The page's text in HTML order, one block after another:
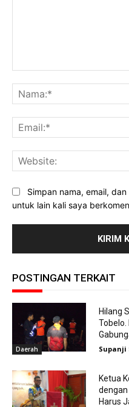
Simpan nama, email,
untuk lain kali saya
POSTINGAN TERKAIT
Daerah
Hilang
Tobelo.
Supanji
Ketua
Harus